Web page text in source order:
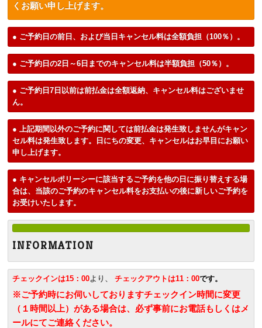
くお願い申し上げます。
● ご予約日の前日、および当日キャンセル料は全額負担（100％）。
● ご予約日の2日～6日までのキャンセル料は半額負担（50％）。
● ご予約日7日以前は前払金は全額返納、キャンセル料はございませ
ん。
● 上記期間以外のご予約に関しては前払金は発生致しませんがキャン
セル料は発生致します。日にちの変更、キャンセルはお早目にお願い
申し上げます。
● キャンセルポリーシーに該当するご予約を他の日に振り替えする場
合は、当該のご予約のキャンセル料をお支払いの後に新しいご予約を
お受けいたします。
I N F O R M A T I O N
チェックインは15：00より、チェックアウトは11：00です。
※ご予約時にお伺いしておりますチェックイン時間に変更
（１時間以上）がある場合は、必ず事前にお電話もしくはメ
ールにてご連絡ください。